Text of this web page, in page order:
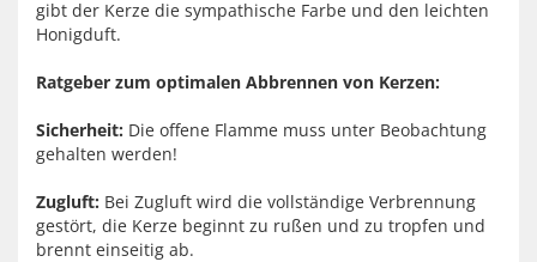
gibt der Kerze die sympathische Farbe und den leichten
Honigduft.
Ratgeber zum optimalen Abbrennen von Kerzen:
Sicherheit: Die offene Flamme muss unter Beobachtung
gehalten werden!
Zugluft: Bei Zugluft wird die vollständige Verbrennung
gestört, die Kerze beginnt zu rußen und zu tropfen und
brennt einseitig ab.